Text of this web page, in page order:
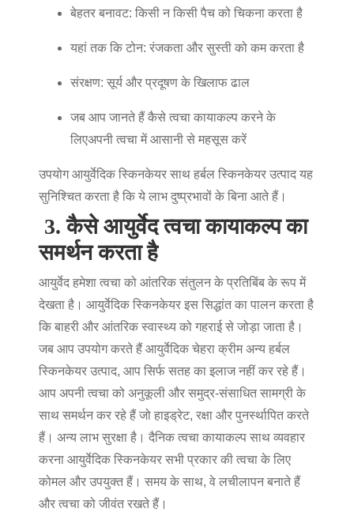
बेहतर बनावट: किसी न किसी पैच को चिकना करता है
यहां तक कि टोन: रंजकता और सुस्ती को कम करता है
संरक्षण: सूर्य और प्रदूषण के खिलाफ ढाल
जब आप जानते हैं कैसे त्वचा कायाकल्प करने के
लिएअपनी त्वचा में आसानी से महसूस करें
उपयोगआयुर्वेदिक स्किनकेयर साथ हर्बल स्किनकेयर उत्पाद यह
सुनिश्चित करता है कि ये लाभ दुष्प्रभावों के बिना आते हैं।
3.कैसे आयुर्वेद त्वचा कायाकल्प का
समर्थन करता है
आयुर्वेद हमेशा त्वचा को आंतरिक संतुलन के प्रतिबिंब के रूप में
देखता है। आयुर्वेदिक स्किनकेयर इस सिद्धांत का पालन करता है
कि बाहरी और आंतरिक स्वास्थ्य को गहराई से जोड़ा जाता है।
जब आप उपयोग करते हैं आयुर्वेदिक चेहरा क्रीमअन्य हर्बल
स्किनकेयर उत्पाद, आप सिर्फ सतह का इलाज नहीं कर रहे हैं।
आप अपनी त्वचा को अनुकूली और समुद्र-संसाधित सामग्री के
साथ समर्थन कर रहे हैं जो हाइड्रेट, रक्षा और पुनर्स्थापित करते
हैं। अन्य लाभ सुरक्षा है। दैनिक त्वचा कायाकल्प साथ व्यवहार
करना आयुर्वेदिक स्किनकेयर सभी प्रकार की त्वचा के लिए
कोमल और उपयुक्त हैं। समय के साथ, वे लचीलापन बनाते हैं
और त्वचा को जीवंत रखते हैं।